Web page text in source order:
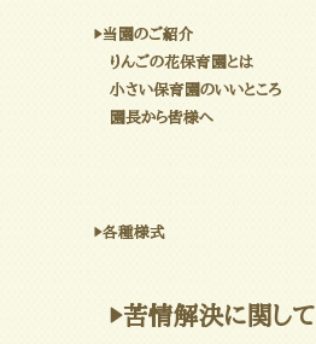
▶当園のご紹介
りんごの花保育園とは
小さい保育園のいいところ
園長から皆様へ
▶各種様式
▶苦情解決に関して